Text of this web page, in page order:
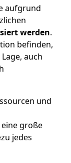
aufgrund
werden.
befinden,
auch
und
große
jedes